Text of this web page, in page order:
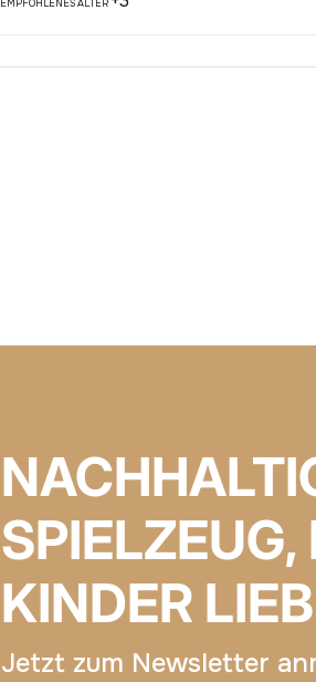
EMPFOHLENES ALTER
SPIELZEUG,
KINDER
Jetzt zum Newsletter